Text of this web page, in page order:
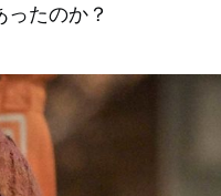
たのか？